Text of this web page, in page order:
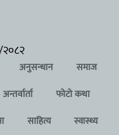
अनुसन्धान
समाज
अन्तर्वार्ता
फोटो कथा
साहित्य स्वास्थ्य